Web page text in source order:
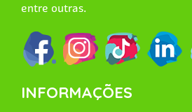
entre outras.
INFORMAÇÕES